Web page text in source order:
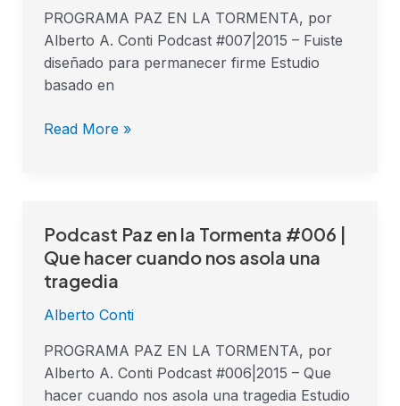
PROGRAMA PAZ EN LA TORMENTA, por
Alberto A. Conti Podcast #007|2015 – Fuiste
diseñado para permanecer firme Estudio
basado en
#007
Fuiste
diseñado
permanecer
Read More »
Podcast Paz en la Tormenta #006 |
Que hacer cuando nos asola una
tragedia
Alberto Conti
PROGRAMA PAZ EN LA TORMENTA, por
Alberto A. Conti Podcast #006|2015 – Que
hacer cuando nos asola una tragedia Estudio
Podcast
Paz
en
Tormenta
#006
|
Que